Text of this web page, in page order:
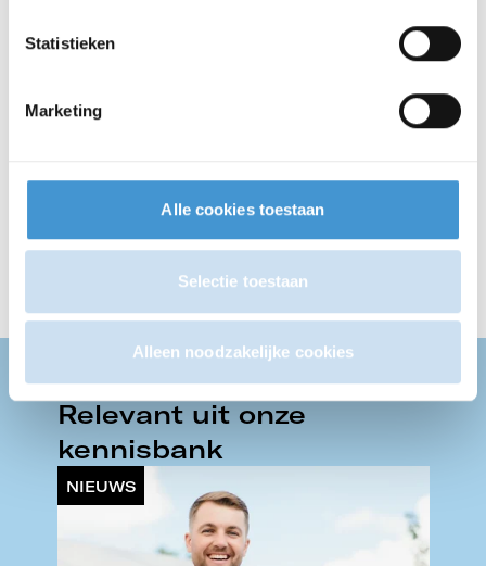
Statistieken
Marketing
Alle cookies toestaan
Selectie toestaan
Alleen noodzakelijke cookies
Wilt u energie besparen, energie
adviseurs helpen u inzicht te krijgen
bedrijf.
Relevant uit onze
kennisbank
ACTUELE INZICHTEN
NIEUWS